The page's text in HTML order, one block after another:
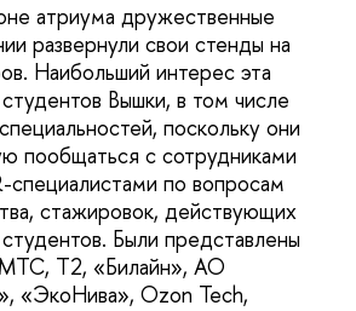
атриума дружественные
развернули свои стенды на
Наибольший интерес эта
студентов Вышки, в том числе
поскольку они
пообщаться с сотрудниками
специалистами по вопросам
стажировок, действующих
Были представлены
T2, «Билайн», АО
«ЭкоНива», Ozon Tech,